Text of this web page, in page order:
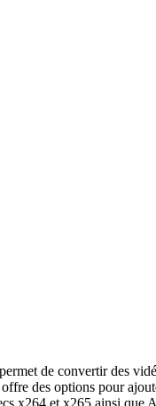
de convertir des
des options pour